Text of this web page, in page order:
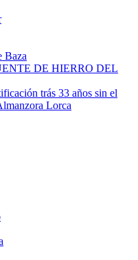
Baza
DE HIERRO DEL
trás 33 años sin el
Lorca